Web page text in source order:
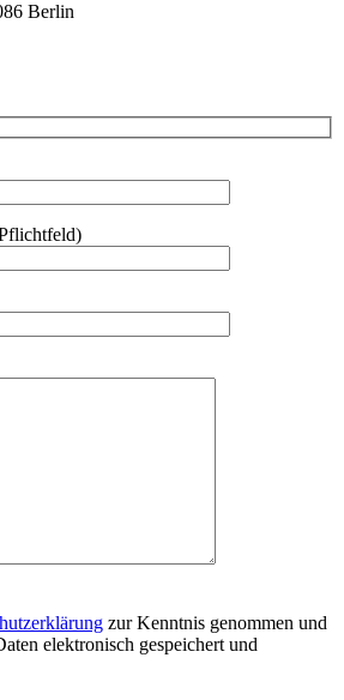
Berlin
zur Kenntnis genommen und
elektronisch gespeichert und